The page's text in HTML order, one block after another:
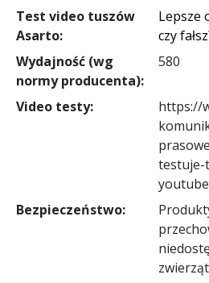
Test video tuszów
Asarto:
Lepsze
czy
Wydajność (wg
normy producenta):
580
Video testy:
https://
testuje-
Bezpieczeństwo: